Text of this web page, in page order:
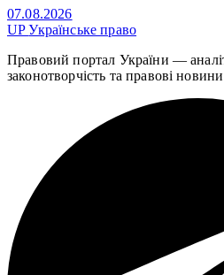
07.08.2026
UPУкраїнське право
Правовий портал України —
законотворчість та правові